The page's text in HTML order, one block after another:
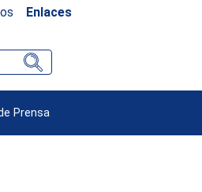
Enlaces
Prensa